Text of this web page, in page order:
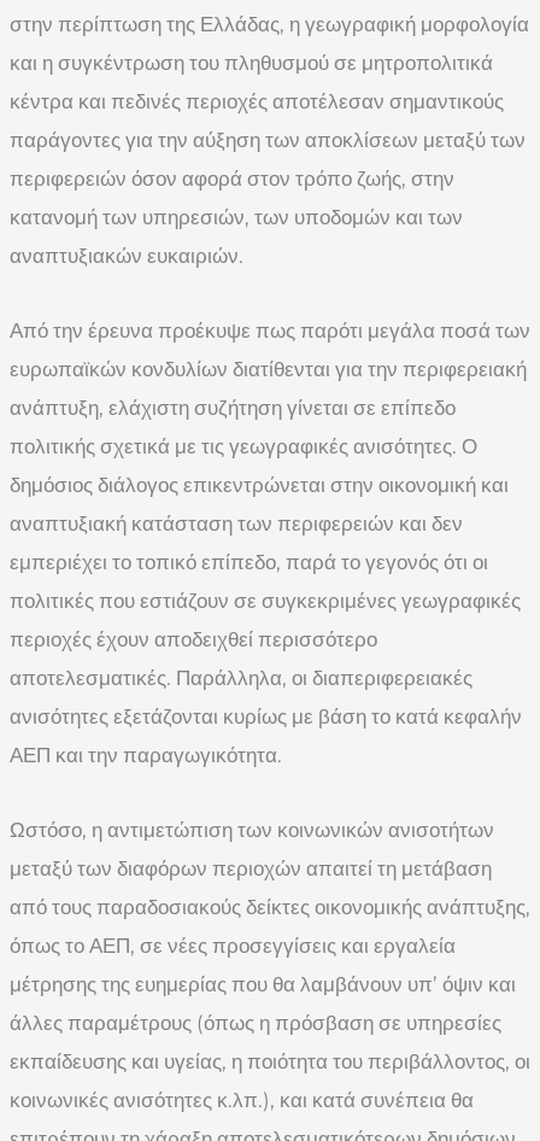
στην περίπτωση της Ελλάδας, η γεωγραφική μορφολογία
και η συγκέντρωση του πληθυσμού σε μητροπολιτικά
κέντρα και πεδινές περιοχές αποτέλεσαν σημαντικούς
παράγοντες για την αύξηση των αποκλίσεων μεταξύ των
περιφερειών όσον αφορά στον τρόπο ζωής, στην
κατανομή των υπηρεσιών, των υποδομών και των
αναπτυξιακών ευκαιριών.
Από την έρευνα προέκυψε πως παρότι μεγάλα ποσά των
ευρωπαϊκών κονδυλίων διατίθενται για την περιφερειακή
ανάπτυξη, ελάχιστη συζήτηση γίνεται σε επίπεδο
πολιτικής σχετικά με τις γεωγραφικές ανισότητες. Ο
δημόσιος διάλογος επικεντρώνεται στην οικονομική και
αναπτυξιακή κατάσταση των περιφερειών και δεν
εμπεριέχει το τοπικό επίπεδο, παρά το γεγονός ότι οι
πολιτικές που εστιάζουν σε συγκεκριμένες γεωγραφικές
περιοχές έχουν αποδειχθεί περισσότερο
αποτελεσματικές. Παράλληλα, οι διαπεριφερειακές
ανισότητες εξετάζονται κυρίως με βάση το κατά κεφαλήν
ΑΕΠ και την παραγωγικότητα.
Ωστόσο, η αντιμετώπιση των κοινωνικών ανισοτήτων
μεταξύ των διαφόρων περιοχών απαιτεί τη μετάβαση
από τους παραδοσιακούς δείκτες οικονομικής ανάπτυξης,
όπως το ΑΕΠ, σε νέες προσεγγίσεις και εργαλεία
μέτρησης της ευημερίας που θα λαμβάνουν υπ’ όψιν και
άλλες παραμέτρους (όπως η πρόσβαση σε υπηρεσίες
εκπαίδευσης και υγείας, η ποιότητα του περιβάλλοντος, οι
κοινωνικές ανισότητες κ.λπ.), και κατά συνέπεια θα